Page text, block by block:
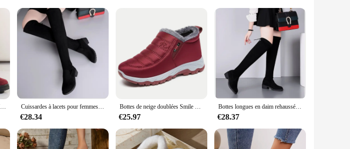
craftsmanship ensures that each pair is not only aesthetically pleasing but also built to
choice for navigating urban landscapes or attending formal events. The boots' versatile design
in mind. The interior is lined with soft materials, ensuring your feet are cushioned and cozy
making them a stylish addition to any outfit. Whether you're looking to elevate your
boots femme are an excellent choice. Their versatility makes them suitable for a wide range of
can find the perfect fit for your customers or yourself. With their timeless design and practical
Bottes d'hiver à talons bas pour femmes, chaussures chaudes avec fourrure, bottes de neige pour femmes, bottes de rinçage, chaussures pour femmes Cuissardes à lacets pour femmes, bottes rondes en daim, chaussures à talons hauts épais, mode chaude, noir, confort, hiver, nouveau, 2024
€28.34
Bottes de neige doublées Smile pour femmes, bottes courtes thermiques d'extérieur, bottes de rinçage à enfiler imperméables, chaudes pour l'hiver
€25.97
Bottes longues en daim rehaussées pour femmes, botte haute à fond élastique, chaussures Knight, mode, automne, hiver, nouveau, 2024
€28.37